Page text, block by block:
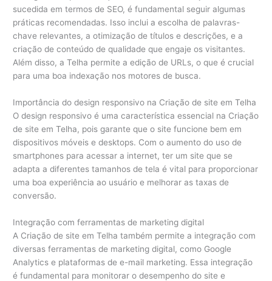
sucedida em termos de SEO, é fundamental seguir algumas
práticas recomendadas. Isso inclui a escolha de palavras-
chave relevantes, a otimização de títulos e descrições, e a
criação de conteúdo de qualidade que engaje os visitantes.
Além disso, a Telha permite a edição de URLs, o que é crucial
para uma boa indexação nos motores de busca.
Importância do design responsivo na Criação de site em Telha
O design responsivo é uma característica essencial na Criação
de site em Telha, pois garante que o site funcione bem em
dispositivos móveis e desktops. Com o aumento do uso de
smartphones para acessar a internet, ter um site que se
adapta a diferentes tamanhos de tela é vital para proporcionar
uma boa experiência ao usuário e melhorar as taxas de
conversão.
Integração com ferramentas de marketing digital
A Criação de site em Telha também permite a integração com
diversas ferramentas de marketing digital, como Google
Analytics e plataformas de e-mail marketing. Essa integração
é fundamental para monitorar o desempenho do site e